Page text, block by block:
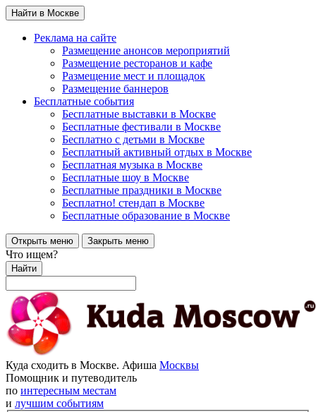
Найти в Москве
Реклама на сайте
Размещение анонсов мероприятий
Размещение ресторанов и кафе
Размещение мест и площадок
Размещение баннеров
Бесплатные события
Бесплатные выставки в Москве
Бесплатные фестивали в Москве
Бесплатно с детьми в Москве
Бесплатный активный отдых в Москве
Бесплатная музыка в Москве
Бесплатные шоу в Москве
Бесплатные праздники в Москве
Бесплатно! стендап в Москве
Бесплатные образование в Москве
Открыть меню Закрыть меню
Что ищем?
Найти
Куда сходить в Москве. Афиша Москвы
Помощник и путеводитель
по интересным местам
и лучшим событиям